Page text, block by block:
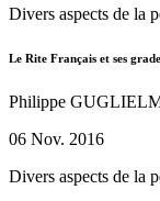
Divers aspects de la
Le Rite Français et ses
Philippe
06 Nov. 2016
Divers aspects de la